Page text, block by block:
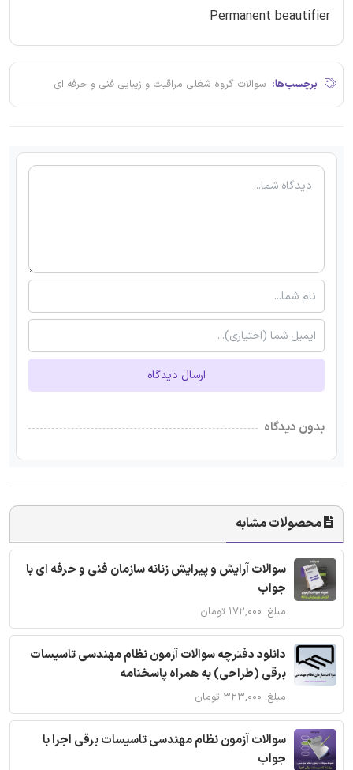
Permanent beautifier
برچسب‌ها: سوالات گروه شغلی مراقبت و زیبایی فنی و حرفه ای
ارسال دیدگاه
بدون دیدگاه
محصولات مشابه
سوالات آرایش و پیرایش زنانه سازمان فنی و حرفه ای با
جواب
مبلغ: ۱۷۲,۰۰۰ تومان
دانلود دفترچه سوالات آزمون نظام مهندسی تاسیسات
برقی (طراحی) به همراه پاسخنامه
مبلغ: ۳۲۳,۰۰۰ تومان
سوالات آزمون نظام مهندسی تاسیسات برقی اجرا با
جواب